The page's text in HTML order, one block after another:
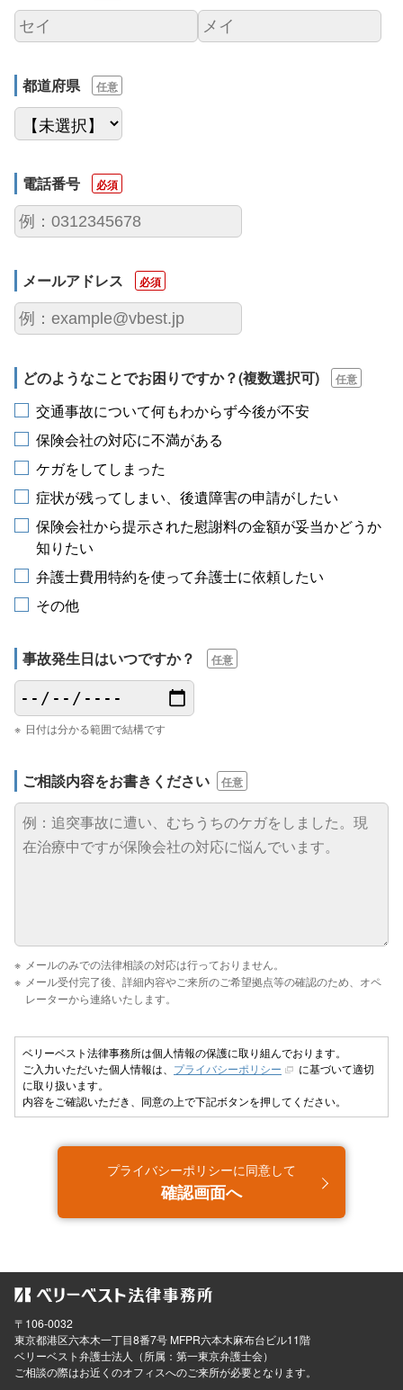
都道府県 任意
電話番号 必須
メールアドレス 必須
どのようなことでお困りですか？(複数選択可) 任意
交通事故について何もわからず今後が不安
保険会社の対応に不満がある
ケガをしてしまった
症状が残ってしまい、後遺障害の申請がしたい
保険会社から提示された慰謝料の金額が妥当かどうか
知りたい
弁護士費用特約を使って弁護士に依頼したい
その他
事故発生日はいつですか？ 任意
日付は分かる範囲で結構です
ご相談内容をお書きください 任意
メールのみでの法律相談の対応は行っておりません。
メール受付完了後、詳細内容やご来所のご希望拠点等の確認のため、オペ
レーターから連絡いたします。
ベリーベスト法律事務所は個人情報の保護に取り組んでおります。
ご入力いただいた個人情報は、 プライバシーポリシー
に基づいて適切
に取り扱います。
内容をご確認いただき、同意の上で下記ボタンを押してください。
プライバシーポリシーに同意して
確認画面へ
〒106-0032
東京都港区六本木一丁目8番7号 MFPR六本木麻布台ビル11階
ベリーベスト弁護士法人（所属：第一東京弁護士会）
ご相談の際はお近くのオフィスへのご来所が必要となります。